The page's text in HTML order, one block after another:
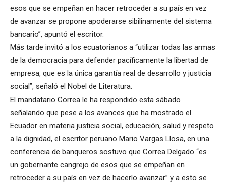
esos que se empeñan en hacer retroceder a su país en vez
de avanzar se propone apoderarse sibilinamente del sistema
bancario”, apuntó el escritor.
Más tarde invitó a los ecuatorianos a “utilizar todas las armas
de la democracia para defender pacíficamente la libertad de
empresa, que es la única garantía real de desarrollo y justicia
social”, señaló el Nobel de Literatura.
El mandatario Correa le ha respondido esta sábado
señalando que pese a los avances que ha mostrado el
Ecuador en materia justicia social, educación, salud y respeto
a la dignidad, el escritor peruano Mario Vargas Llosa, en una
conferencia de banqueros sostuvo que Correa Delgado “es
un gobernante cangrejo de esos que se empeñan en
retroceder a su país en vez de hacerlo avanzar” y a esto se